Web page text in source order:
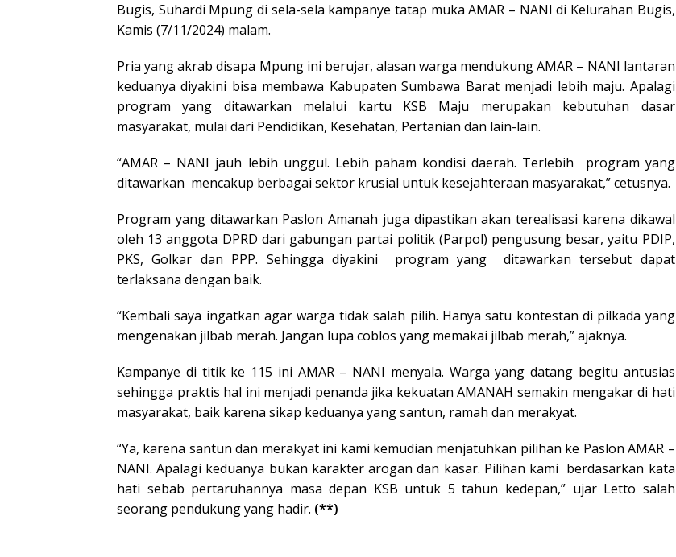
Bugis, Suhardi Mpung di sela-sela kampanye tatap muka AMAR – NANI di Kelurahan Bugis,
Kamis (7/11/2024) malam.
Pria yang akrab disapa Mpung ini berujar, alasan warga mendukung AMAR – NANI lantaran
keduanya diyakini bisa membawa Kabupaten Sumbawa Barat menjadi lebih maju. Apalagi
program yang ditawarkan melalui kartu KSB Maju merupakan kebutuhan dasar
masyarakat, mulai dari Pendidikan, Kesehatan, Pertanian dan lain-lain.
“AMAR – NANI jauh lebih unggul. Lebih paham kondisi daerah. Terlebih program yang
ditawarkan mencakup berbagai sektor krusial untuk kesejahteraan masyarakat,” cetusnya.
Program yang ditawarkan Paslon Amanah juga dipastikan akan terealisasi karena dikawal
oleh 13 anggota DPRD dari gabungan partai politik (Parpol) pengusung besar, yaitu PDIP,
PKS, Golkar dan PPP. Sehingga diyakini program yang ditawarkan tersebut dapat
terlaksana dengan baik.
“Kembali saya ingatkan agar warga tidak salah pilih. Hanya satu kontestan di pilkada yang
mengenakan jilbab merah. Jangan lupa coblos yang memakai jilbab merah,” ajaknya.
Kampanye di titik ke 115 ini AMAR – NANI menyala. Warga yang datang begitu antusias
sehingga praktis hal ini menjadi penanda jika kekuatan AMANAH semakin mengakar di hati
masyarakat, baik karena sikap keduanya yang santun, ramah dan merakyat.
“Ya, karena santun dan merakyat ini kami kemudian menjatuhkan pilihan ke Paslon AMAR –
NANI. Apalagi keduanya bukan karakter arogan dan kasar. Pilihan kami berdasarkan kata
hati sebab pertaruhannya masa depan KSB untuk 5 tahun kedepan,” ujar Letto salah
seorang pendukung yang hadir. (**)